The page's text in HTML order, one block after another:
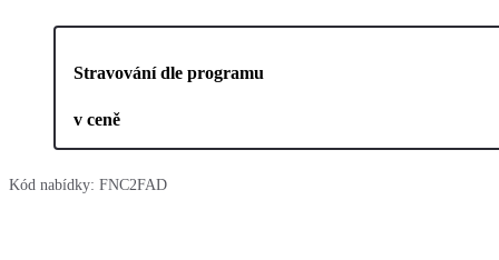
Stravování dle programu
v ceně
Kód nabídky: FNC2FAD